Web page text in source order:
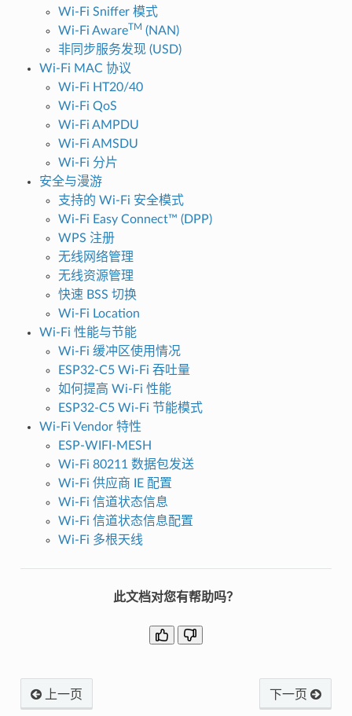
Wi-Fi Sniffer 模式
Wi-Fi AwareTM (NAN)
非同步服务发现 (USD)
Wi-Fi MAC 协议
Wi-Fi HT20/40
Wi-Fi QoS
Wi-Fi AMPDU
Wi-Fi AMSDU
Wi-Fi 分片
安全与漫游
支持的 Wi-Fi 安全模式
Wi-Fi Easy Connect™ (DPP)
WPS 注册
无线网络管理
无线资源管理
快速 BSS 切换
Wi-Fi Location
Wi-Fi 性能与节能
Wi-Fi 缓冲区使用情况
ESP32-C5 Wi-Fi 吞吐量
如何提高 Wi-Fi 性能
ESP32-C5 Wi-Fi 节能模式
Wi-Fi Vendor 特性
ESP-WIFI-MESH
Wi-Fi 80211 数据包发送
Wi-Fi 供应商 IE 配置
Wi-Fi 信道状态信息
Wi-Fi 信道状态信息配置
Wi-Fi 多根天线
此文档对您有帮助吗？
上一页 下一页